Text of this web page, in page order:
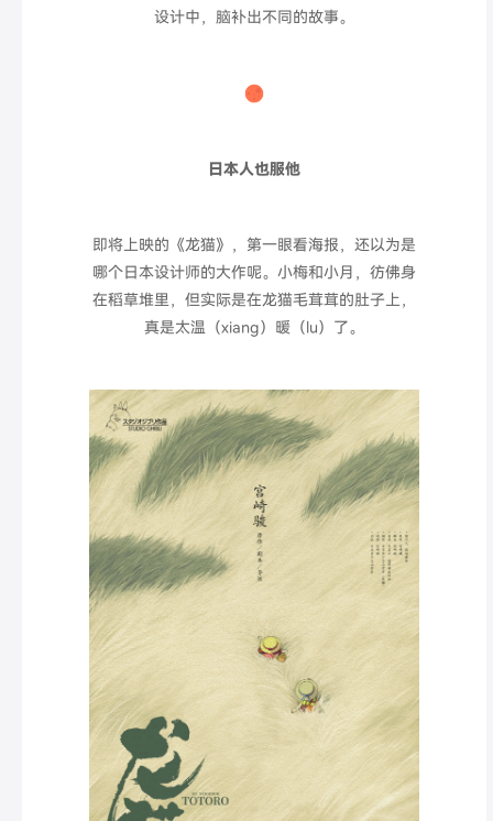
设计中，脑补出不同的故事。
日本人也服他
即将上映的《龙猫》，第一眼看海报，还以为是
哪个日本设计师的大作呢。小梅和小月，彷佛身
在稻草堆里，但实际是在龙猫毛茸茸的肚子上，
真是太温（xiang）暖（lu）了。